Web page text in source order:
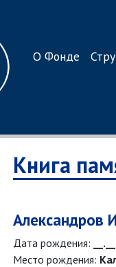
О Фонде
Книга
Александров
Дата рождения:
Место рождения: